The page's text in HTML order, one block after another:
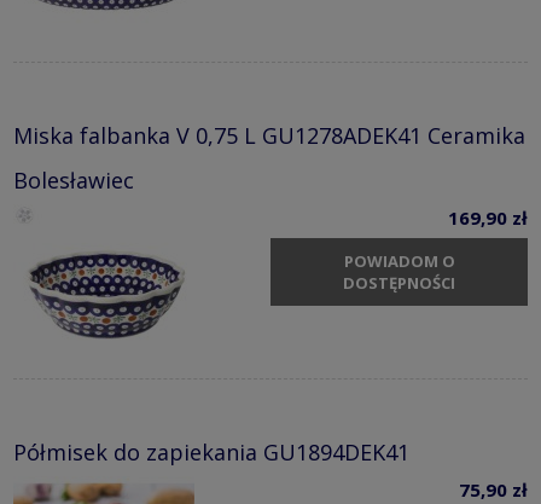
Miska falbanka V 0,75 L GU1278ADEK41 Ceramika
Bolesławiec
169,90 zł
POWIADOM O
DOSTĘPNOŚCI
Półmisek do zapiekania GU1894DEK41
75,90 zł